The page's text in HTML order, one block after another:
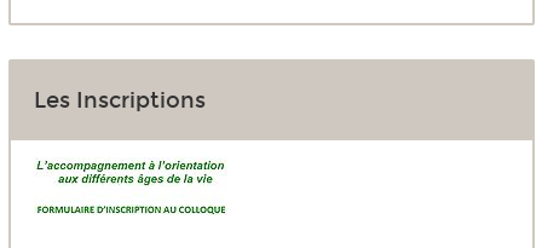
Les Inscriptions